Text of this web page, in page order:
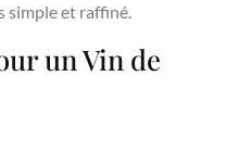
simple et raffiné.
un Vin de